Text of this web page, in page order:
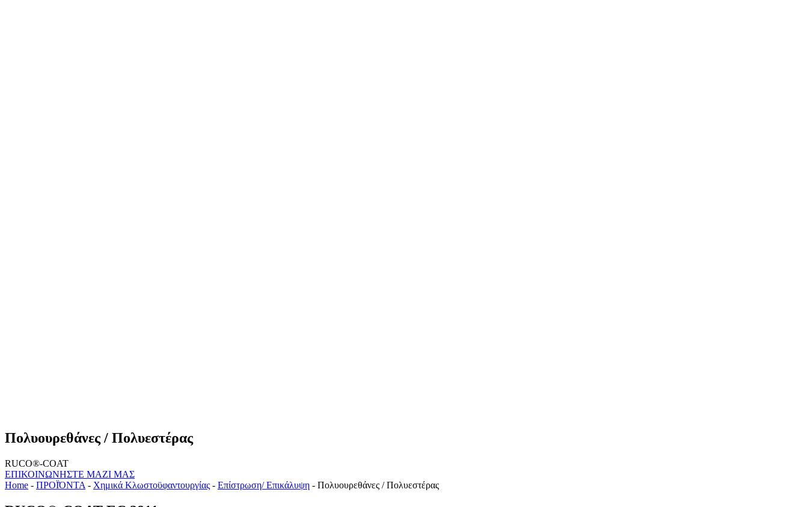
Πολυουρεθάνες / Πολυεστέρας
RUCO®-COAT
ΕΠΙΚΟΙΝΩΝΗΣΤΕ ΜΑΖΙ ΜΑΣ
Home - ΠΡΟΪΌΝΤΑ - Χημικά Κλωστοϋφαντουργίας - Επίστρωση/ Επικάλυψη - Πολυουρεθάνες / Πολυεστέρας